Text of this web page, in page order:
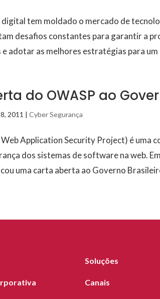
tem moldado o mercado de
desafios constantes para garantir a
adotar as melhores estratégias para um
do OWASP ao
2011 |Cyber Segurança
Web Application Security Project) é uma
dos sistemas de software na web.
uma carta aberta ao Governo
Soluções
Canais